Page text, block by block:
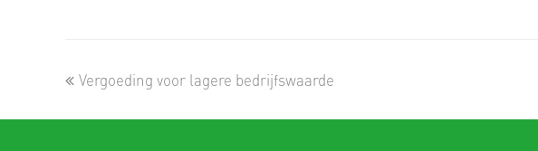
previous
Vergoeding voor lagere bedrijfswaarde